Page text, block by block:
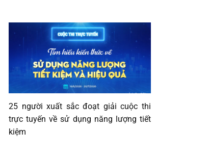
25 người xuất sắc đoạt giải cuộc thi
trực tuyến về sử dụng năng lượng tiết
kiệm